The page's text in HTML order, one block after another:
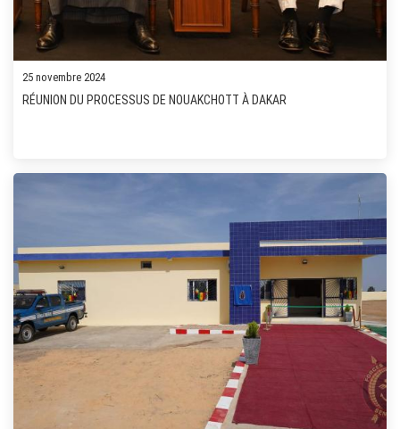
25 novembre 2024
RÉUNION DU PROCESSUS DE NOUAKCHOTT À DAKAR